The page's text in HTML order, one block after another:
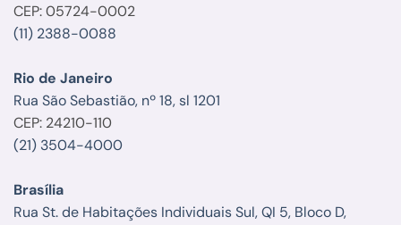
CEP: 05724-0002
(11) 2388-0088
Rio de Janeiro
Rua São Sebastião, nº 18, sl 1201
CEP: 24210-110
(21) 3504-4000
Brasília
Rua St. de Habitações Individuais Sul, QI 5, Bloco D,